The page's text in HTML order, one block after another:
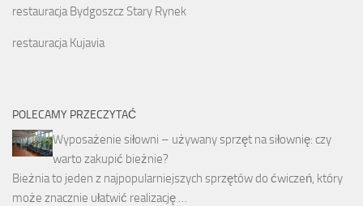
restauracja Bydgoszcz Stary Rynek
restauracja Kujavia
POLECAMY PRZECZYTAĆ
Wyposażenie siłowni – używany sprzęt na siłownię: czy
warto zakupić bieżnie?
Bieżnia to jeden z najpopularniejszych sprzętów do ćwiczeń, który
może znacznie ułatwić realizację …